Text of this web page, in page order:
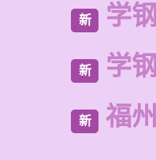
新 学
新 学
新 福